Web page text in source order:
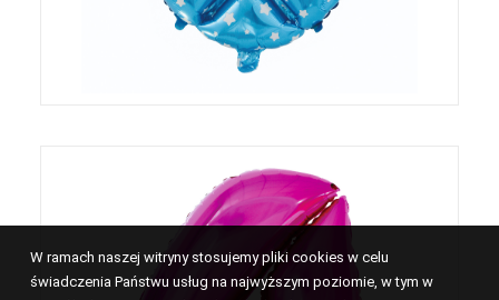
W ramach naszej witryny stosujemy pliki cookies w celu
świadczenia Państwu usług na najwyższym poziomie, w tym w